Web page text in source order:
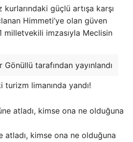
güçlü artışa karşı
Himmeti’ye olan güven
milletvekili imzasıyla Meclisin
tarafından yayınlandı
turizm limanında yandı!
atladı, kimse ona ne olduğuna